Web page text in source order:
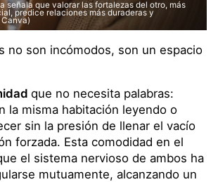
señala que valorar las fortalezas del otro, más
predice relaciones más duraderas y
no son incómodos, son un espacio
que no necesita palabras:
la misma habitación leyendo o
sin la presión de llenar el vacío
forzada. Esta comodidad en el
el sistema nervioso de ambos ha
mutuamente, alcanzando un